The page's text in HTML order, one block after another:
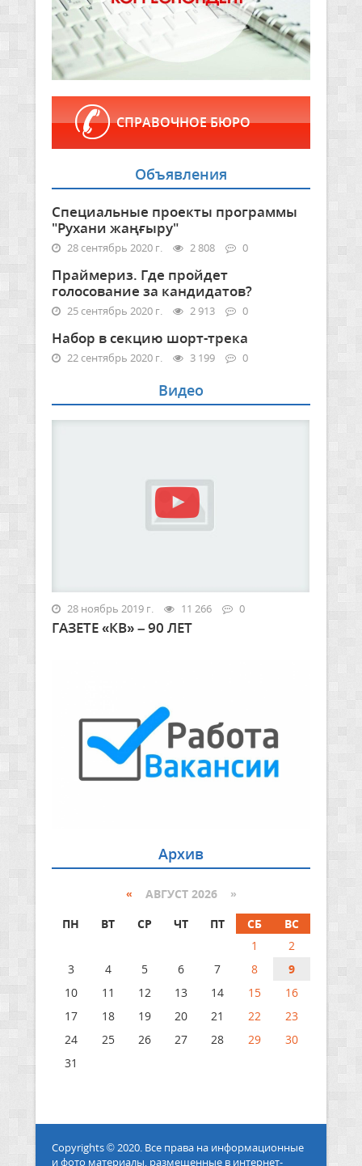
СПРАВОЧНОЕ БЮРО
Объявления
Специальные проекты программы
"Рухани жаңғыру"
28 сентябрь 2020 г. 2 808 0
Праймериз. Где пройдет
голосование за кандидатов?
25 сентябрь 2020 г. 2 913 0
Набор в секцию шорт-трека
22 сентябрь 2020 г. 3 199 0
Видео
28 ноябрь 2019 г. 11 266 0
ГАЗЕТЕ «КВ» – 90 ЛЕТ
Архив
« АВГУСТ 2026 »
ПН
ВТ СР ЧТ ПТ СБ
ВС
1
2
3
4 5 6 7 8
9
10
11 12 13 14 15
16
17
18 19 20 21 22
23
24
25 26 27 28 29
30
31
Copyrights © 2020. Все права на информационные
и фото материалы, размещенные в интернет-